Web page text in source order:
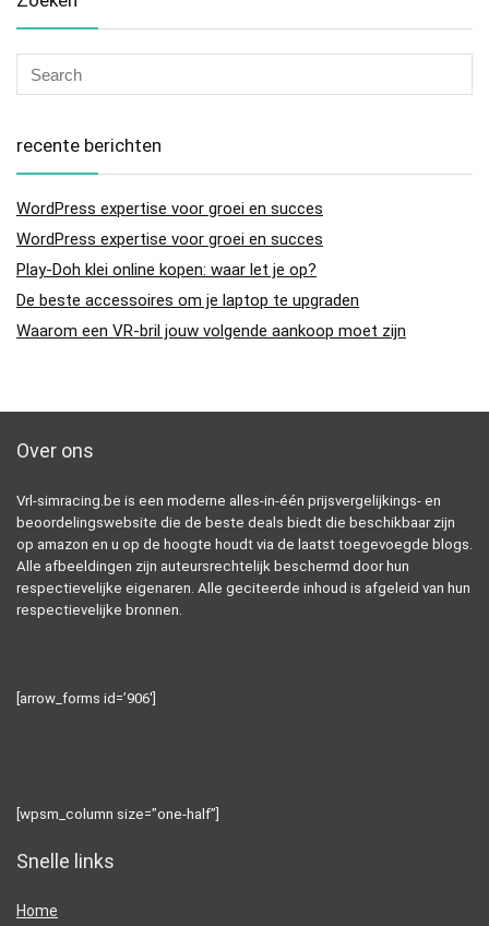
recente berichten
WordPress expertise voor groei en succes
WordPress expertise voor groei en succes
Play-Doh klei online kopen: waar let je op?
De beste accessoires om je laptop te upgraden
Waarom een VR-bril jouw volgende aankoop moet zijn
Over ons
Vrl-simracing.be is een moderne alles-in-één prijsvergelijkings- en
beoordelingswebsite die de beste deals biedt die beschikbaar zijn
op amazon en u op de hoogte houdt via de laatst toegevoegde blogs.
Alle afbeeldingen zijn auteursrechtelijk beschermd door hun
respectievelijke eigenaren. Alle geciteerde inhoud is afgeleid van hun
respectievelijke bronnen.
[arrow_forms id=’906′]
[wpsm_column size=”one-half”]
Snelle links
Home